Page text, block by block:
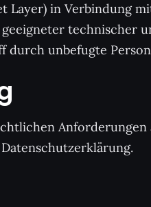
Layer) in Verbindung
technischer
durch unbefugte
Anforderungen